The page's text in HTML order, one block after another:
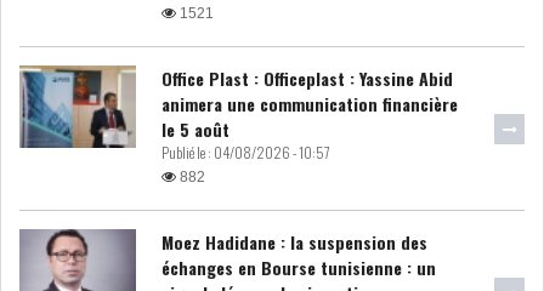
POLITIQUE
ELECTIONS
PRÉSIDENTIELLES
ACTUALITÉS
GOUVERNEMENT
1521
Office Plast : Officeplast : Yassine Abid
animera une communication financière
le 5 août
Publié le : 04/08/2026 - 10:57
882
Moez Hadidane : la suspension des
échanges en Bourse tunisienne : un